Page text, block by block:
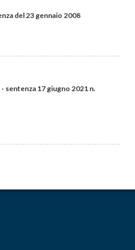
del 23 gennaio 2008
sentenza 17 giugno 2021 n.